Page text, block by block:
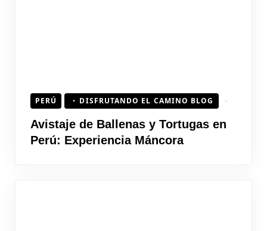
PERÚ DISFRUTANDO EL CAMINO BLOG
Avistaje de Ballenas y Tortugas en
Perú: Experiencia Máncora